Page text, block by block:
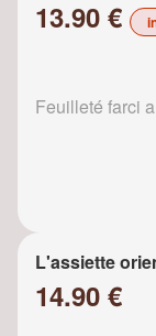
13.90 €
Feuilleté farci
L'assiette
14.90 €